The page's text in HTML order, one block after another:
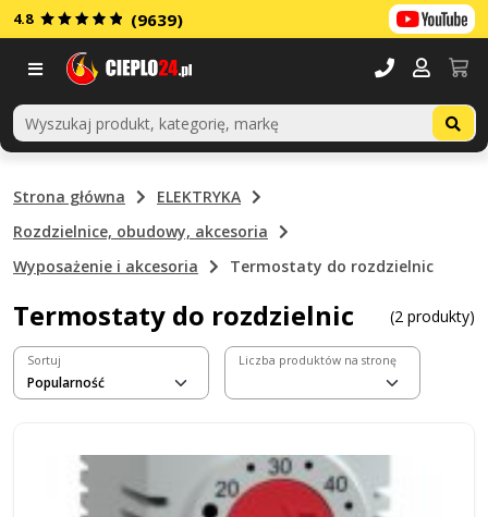
4.8 (9639)
Strona główna
ELEKTRYKA
Rozdzielnice, obudowy, akcesoria
Wyposażenie i akcesoria
Termostaty do rozdzielnic
Termostaty do rozdzielnic (2 produkty)
Sortuj Liczba produktów na stronę